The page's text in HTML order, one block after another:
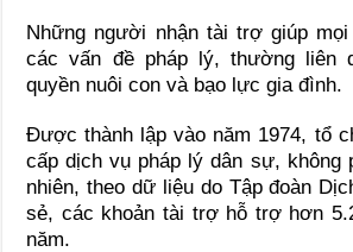
Những người nhận tài trợ giúp
các vấn đề pháp lý, thường liên
quyền nuôi con và bạo lực gia đình.
Được thành lập vào năm 1974, tổ
cấp dịch vụ pháp lý dân sự, không
nhiên, theo dữ liệu do Tập đoàn
sẻ, các khoản tài trợ hỗ trợ hơn
năm.